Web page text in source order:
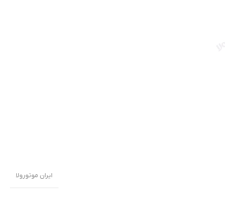
ایران موتورولا